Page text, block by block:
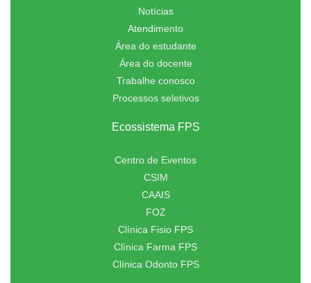
Notícias
Atendimento
Área do estudante
Área do docente
Trabalhe conosco
Processos seletivos
Ecossistema FPS
Centro de Eventos
CSIM
CAAIS
FOZ
Clínica Fisio FPS
Clínica Farma FPS
Clínica Odonto FPS